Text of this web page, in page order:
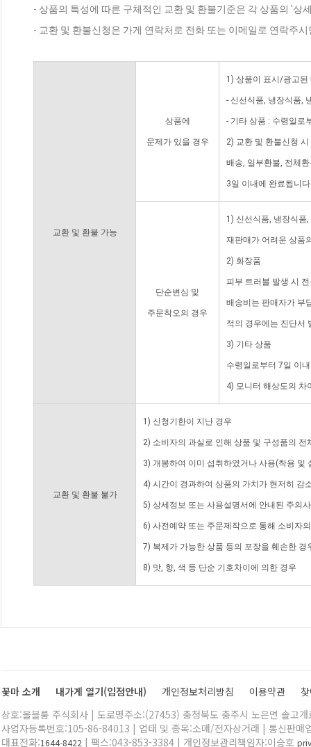
- 상품의 특성에 따른 구체적인 교환 및 환불기준은 각 상품의 '상
- 교환 및 환불신청은 가게 연락처로 전화 또는 이메일로 연락주
교환 및 환불 가능
상품에
문제가 있을 경우
1) 상품이 표시/광고된
- 신선식품, 냉장식품,
- 기타 상품 : 수령일로
2) 교환 및 환불신청
배송, 일부환불, 전체
3일 이내에 완료됩니
단순변심 및
주문착오의 경우
1) 신선식품, 냉장식품
재판매가 어려운 상품
2) 화장품
피부 트러블 발생 시
배송비는 판매자가 부
적의 경우에는 진단서
3) 기타 상품
수령일로부터 7일 이
4) 모니터 해상도의 차
교환 및 환불 불가
1) 신청기한이 지난 경우
2) 소비자의 과실로 인해 상품 및 구성품의
3) 개봉하여 이미 섭취하였거나 사용(착용 및
4) 시간이 경과하여 상품의 가치가 현저히 감
5) 상세정보 또는 사용설명서에 안내된 주의
6) 사전예약 또는 주문제작으로 통해 소비자
7) 복제가 가능한 상품 등의 포장을 훼손한 경
8) 맛, 향, 색 등 단순 기호차이에 의한 경우
꽃마 소개 내가게 열기(입점안내) 개인정보처리방침 이용약관
상호:올블룸 주식회사 | 도로명주소:(27453) 충청북도 충주시 노은면 솔고
사업자등록번호:105-86-84013 | 업태 및 종목:소매/전자상거래 | 통신판매
대표전화:1644-8422 | 팩스:043-853-3384 | 개인정보관리책임자:이승호